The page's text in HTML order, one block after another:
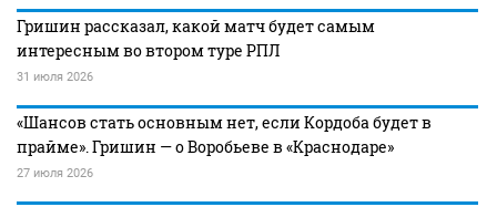
Гришин рассказал, какой матч будет самым
интересным во втором туре РПЛ
31 июля 2026
«Шансов стать основным нет, если Кордоба будет в
прайме». Гришин — о Воробьеве в «Краснодаре»
27 июля 2026